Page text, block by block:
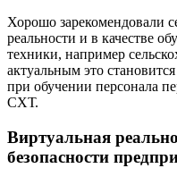
Хорошо зарекомендовали
реальности и в качестве
техники, например
актуальным это
при обучении персонала
СХТ.
Виртуальная
безопасности